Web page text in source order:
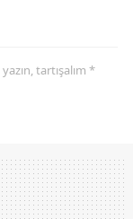
tartışalım *